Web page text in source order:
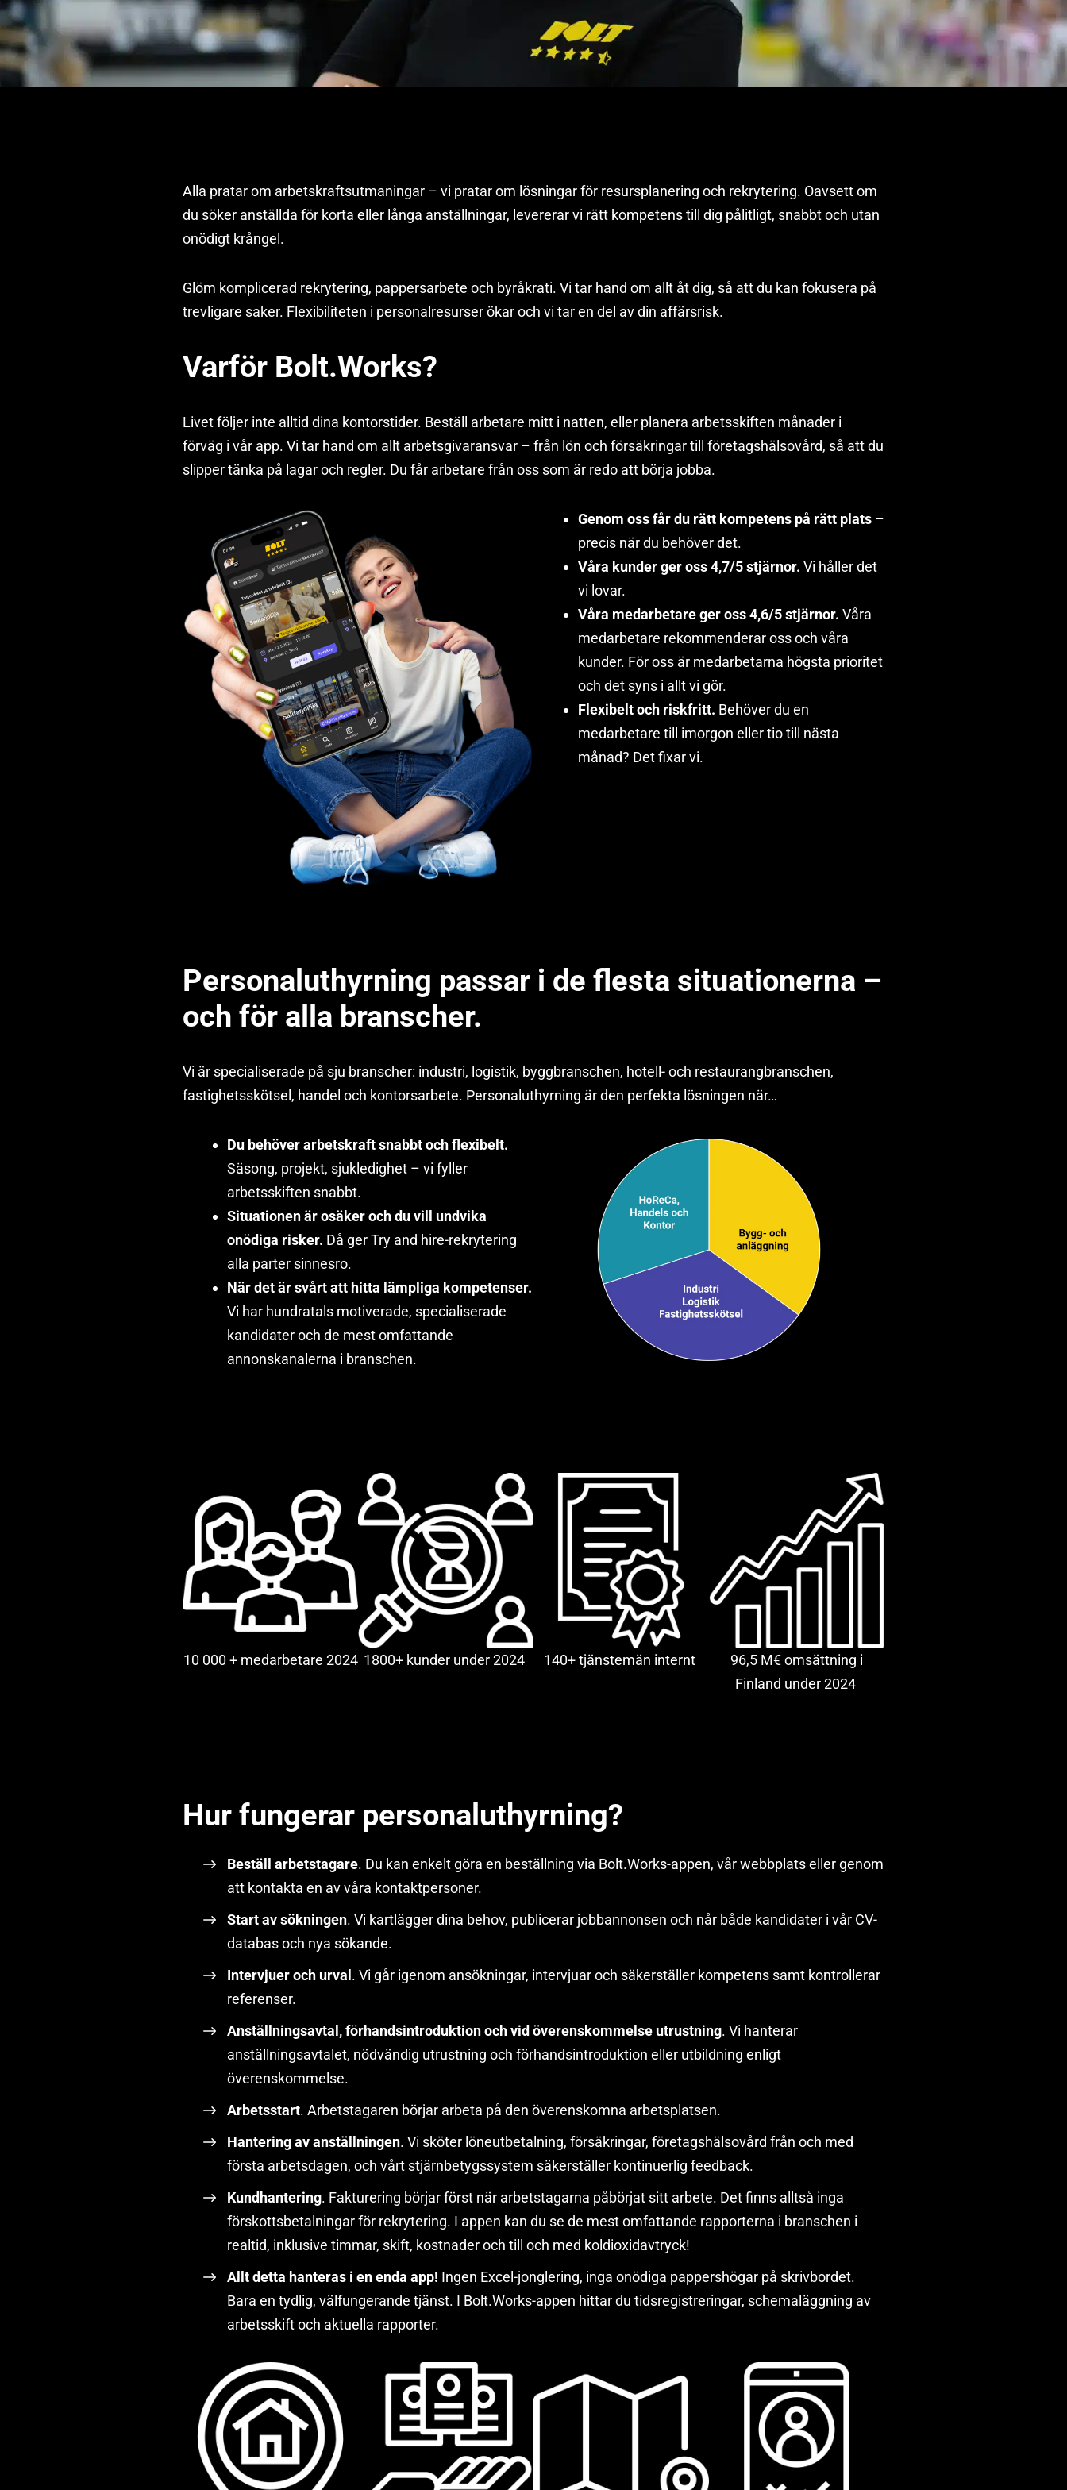
Alla pratar om arbetskraftsutmaningar – vi pratar om lösningar för resursplanering och rekrytering. Oavsett om
du söker anställda för korta eller långa anställningar, levererar vi rätt kompetens till dig pålitligt, snabbt och utan
onödigt krångel.
Glöm komplicerad rekrytering, pappersarbete och byråkrati. Vi tar hand om allt åt dig, så att du kan fokusera på
trevligare saker. Flexibiliteten i personalresurser ökar och vi tar en del av din affärsrisk.
Varför Bolt.Works?
Livet följer inte alltid dina kontorstider. Beställ arbetare mitt i natten, eller planera arbetsskiften månader i
förväg i vår app. Vi tar hand om allt arbetsgivaransvar – från lön och försäkringar till företagshälsovård, så att du
slipper tänka på lagar och regler. Du får arbetare från oss som är redo att börja jobba.
Genom oss får du rätt kompetens på rätt plats –
precis när du behöver det.
Våra kunder ger oss 4,7/5 stjärnor. Vi håller det
vi lovar.
Våra medarbetare ger oss 4,6/5 stjärnor. Våra
medarbetare rekommenderar oss och våra
kunder. För oss är medarbetarna högsta prioritet
och det syns i allt vi gör.
Flexibelt och riskfritt. Behöver du en
medarbetare till imorgon eller tio till nästa
månad? Det fixar vi.
Personaluthyrning passar i de flesta situationerna –
och för alla branscher.
Vi är specialiserade på sju branscher: industri, logistik, byggbranschen, hotell- och restaurangbranschen,
fastighetsskötsel, handel och kontorsarbete. Personaluthyrning är den perfekta lösningen när…
Du behöver arbetskraft snabbt och flexibelt.
Säsong, projekt, sjukledighet – vi fyller
arbetsskiften snabbt.
Situationen är osäker och du vill undvika
onödiga risker. Då ger Try and hire-rekrytering
alla parter sinnesro.
När det är svårt att hitta lämpliga kompetenser.
Vi har hundratals motiverade, specialiserade
kandidater och de mest omfattande
annonskanalerna i branschen.
10 000 + medarbetare 2024 1800+ kunder under 2024 140+ tjänstemän internt
96,5 M€ omsättning i
Finland under 2024
Hur fungerar personaluthyrning?
Beställ arbetstagare. Du kan enkelt göra en beställning via Bolt.Works-appen, vår webbplats eller genom
att kontakta en av våra kontaktpersoner.
Start av sökningen. Vi kartlägger dina behov, publicerar jobbannonsen och når både kandidater i vår CV-
databas och nya sökande.
Intervjuer och urval. Vi går igenom ansökningar, intervjuar och säkerställer kompetens samt kontrollerar
referenser.
Anställningsavtal, förhandsintroduktion och vid överenskommelse utrustning. Vi hanterar
anställningsavtalet, nödvändig utrustning och förhandsintroduktion eller utbildning enligt
överenskommelse.
Arbetsstart. Arbetstagaren börjar arbeta på den överenskomna arbetsplatsen.
Hantering av anställningen. Vi sköter löneutbetalning, försäkringar, företagshälsovård från och med
första arbetsdagen, och vårt stjärnbetygssystem säkerställer kontinuerlig feedback.
Kundhantering. Fakturering börjar först när arbetstagarna påbörjat sitt arbete. Det finns alltså inga
förskottsbetalningar för rekrytering. I appen kan du se de mest omfattande rapporterna i branschen i
realtid, inklusive timmar, skift, kostnader och till och med koldioxidavtryck!
Allt detta hanteras i en enda app! Ingen Excel-jonglering, inga onödiga pappershögar på skrivbordet.
Bara en tydlig, välfungerande tjänst. I Bolt.Works-appen hittar du tidsregistreringar, schemaläggning av
arbetsskift och aktuella rapporter.